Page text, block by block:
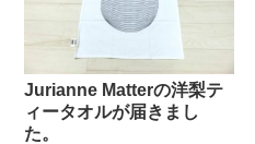
Jurianne Matterの洋梨テ
ィータオルが届きまし
た。